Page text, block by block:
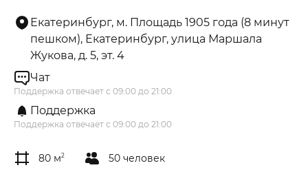
Екатеринбург, м. Площадь 1905 года (8 минут
пешком), Екатеринбург, улица Маршала
Жукова, д. 5, эт. 4
Чат
Поддержка отвечает с 09:00 до 21:00
Поддержка
Поддержка отвечает с 09:00 до 21:00
80 м2 50 человек